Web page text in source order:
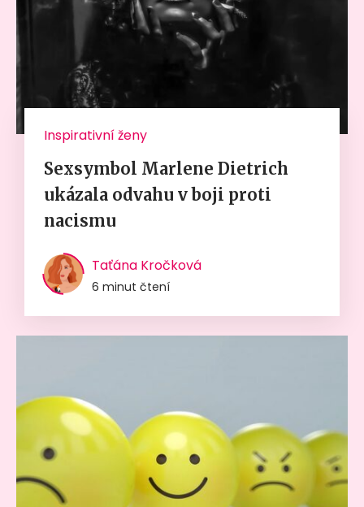
Inspirativní ženy
Sexsymbol Marlene Dietrich
ukázala odvahu v boji proti
nacismu
Taťána Kročková
6 minut čtení